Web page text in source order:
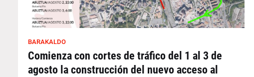
BARAKALDO
Comienza con cortes de tráfico del 1 al 3 de
agosto la construcción del nuevo acceso al